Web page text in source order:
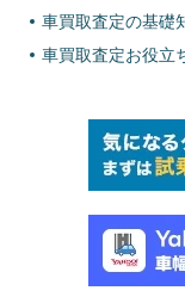
車買取査定の基礎
車買取査定お役立